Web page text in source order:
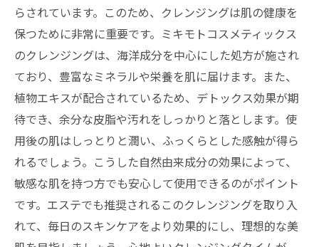
らされています。このため、クレンジングは肌の健康を
保つために非常に重要です。ミキモトコスメティックス
のクレンジングは、海洋成分を中心にした処方が施され
ており、豊富なミネラルや栄養を肌に届けます。また、
植物エキスが配合されているため、デトックス効果が期
待でき、余分な皮脂や汚れをしっかりと落とします。使
用後の肌はしっとりと潤い、ふっくらとした感触が得ら
れるでしょう。こうした自然由来成分の効果によって、
敏感な肌を持つ方でも安心して使用できるのがポイント
です。エステでも推奨されるこのクレンジングを取り入
れて、毎日のスキンケアをより効果的にし、理想的な美